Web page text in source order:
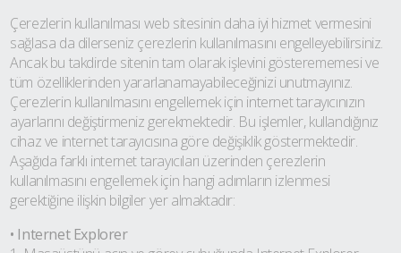
Çerezlerin kullanılması web sitesinin daha iyi hizmet vermesini
sağlasa da dilerseniz çerezlerin kullanılmasını engelleyebilirsiniz.
Ancak bu takdirde sitenin tam olarak işlevini gösterememesi ve
tüm özelliklerinden yararlanamayabileceğinizi unutmayınız.
Çerezlerin kullanılmasını engellemek için internet tarayıcınızın
ayarlarını değiştirmeniz gerekmektedir. Bu işlemler, kullandığınız
cihaz ve internet tarayıcısına göre değişiklik göstermektedir.
Aşağıda farklı internet tarayıcıları üzerinden çerezlerin
kullanılmasını engellemek için hangi adımların izlenmesi
gerektiğine ilişkin bilgiler yer almaktadır:
• Internet Explorer